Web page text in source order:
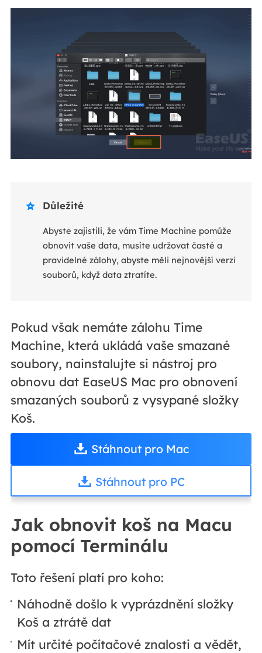
 Důležité
Abyste zajistili, že vám Time Machine pomůže
obnovit vaše data, musíte udržovat časté a
pravidelné zálohy, abyste měli nejnovější verzi
souborů, když data ztratíte.
Pokud však nemáte zálohu Time
Machine, která ukládá vaše smazané
soubory, nainstalujte si nástroj pro
obnovu dat EaseUS Mac pro obnovení
smazaných souborů z vysypané složky
Koš.
Stáhnout pro Mac
Stáhnout pro PC
Jak obnovit koš na Macu
pomocí Terminálu
Toto řešení platí pro koho:
Náhodně došlo k vyprázdnění složky
Koš a ztrátě dat
Mít určité počítačové znalosti a vědět,